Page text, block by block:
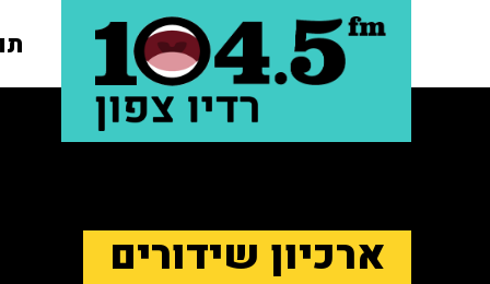
ארכיון שידורים